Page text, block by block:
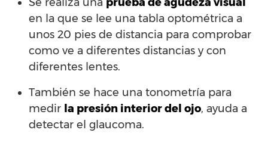
en la que se lee una tabla optométrica a
unos 20 pies de distancia para comprobar
como ve a diferentes distancias y con
diferentes lentes.
También se hace una tonometría para
medir la presión interior del ojo, ayuda a
detectar el glaucoma.